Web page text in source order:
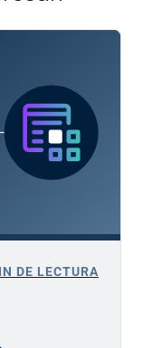
DE LECTURA